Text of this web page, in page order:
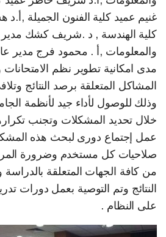
غنيم عميد كلية الفنون الجميلة
كلية الهندسة , د .شريف كشك مدير
والمعلومات ,أ . محمود فرج مدير
مدى امكانية تطوير نظم
المشاكل المتعلقة برصد النتائج
وذلك للوصول لأداء جيد لأنظمة
خلال تحديد المشكلات وتجنب
عمل إجتماع دورى لبحث هذه
صلاحيات كل مستخدم وضرورة
من كافة الجهات المتعلقة بالدراسة
النتائج وتم التوصية بعمل دورات
على النظام .